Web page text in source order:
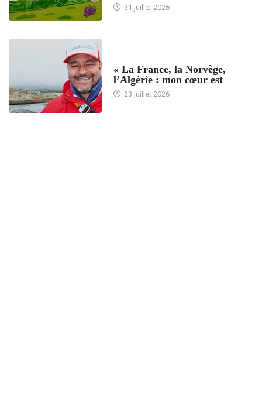
31 juillet 2026
« La France, la Norvège,
l’Algérie : mon cœur est
23 juillet 2026